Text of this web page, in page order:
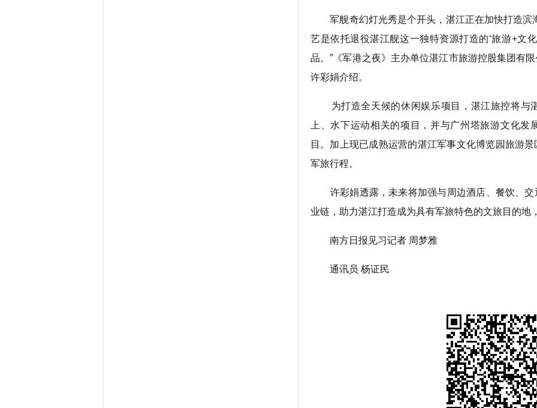
军舰奇幻灯光秀是个开头，湛江正在加快打造滨
艺是依托退役湛江舰这一独特资源打造的‘旅游+文
品。”《军港之夜》主办单位湛江市旅游控股集团有
许彩娟介绍。
为打造全天候的休闲娱乐项目，湛江旅控将与
上、水下运动相关的项目，并与广州塔旅游文化
目。加上现已成熟运营的湛江军事文化博览园旅游
军旅行程。
许彩娟透露，未来将加强与周边酒店、餐饮、
业链，助力湛江打造成为具有军旅特色的文旅目的地
南方日报见习记者 周梦雅
通讯员 杨证民